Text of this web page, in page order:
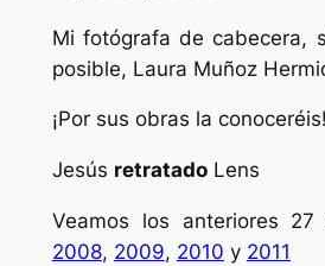
Mi fotógrafa de cabecera,
posible, Laura Muñoz
¡Por sus obras la
Jesús retratadoLens
Veamos los anteriores 27
2008, 2009, 2010 y 2011